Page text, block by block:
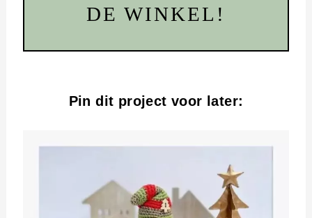
DE WINKEL!
Pin dit project voor later: